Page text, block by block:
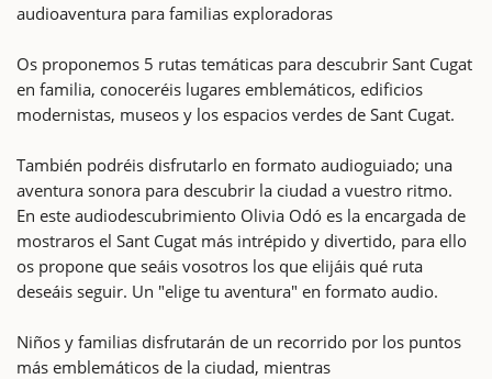
audioaventura para familias exploradoras
Os proponemos 5 rutas temáticas para descubrir Sant Cugat
en familia, conoceréis lugares emblemáticos, edificios
modernistas, museos y los espacios verdes de Sant Cugat.
También podréis disfrutarlo en formato audioguiado; una
aventura sonora para descubrir la ciudad a vuestro ritmo.
En este audiodescubrimiento Olivia Odó es la encargada de
mostraros el Sant Cugat más intrépido y divertido, para ello
os propone que seáis vosotros los que elijáis qué ruta
deseáis seguir. Un "elige tu aventura" en formato audio.
Niños y familias disfrutarán de un recorrido por los puntos
más emblemáticos de la ciudad, mientras